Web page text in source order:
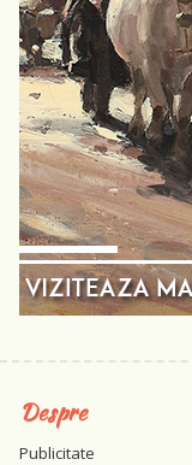
Despre
Publicitate